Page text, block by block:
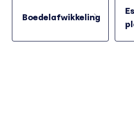
Boedelafwikkeling